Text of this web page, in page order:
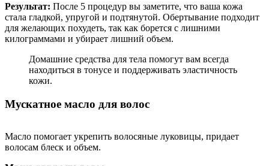
Результат: После 5 процедур вы заметите, что ваша кожа
стала гладкой, упругой и подтянутой. Обертывание подходит
для желающих похудеть, так как борется с лишними
килограммами и убирает лишний объем.
Домашние средства для тела помогут вам всегда
находиться в тонусе и поддерживать эластичность
кожи.
Мускатное масло для волос
Масло помогает укрепить волосяные луковицы, придает
волосам блеск и объем.